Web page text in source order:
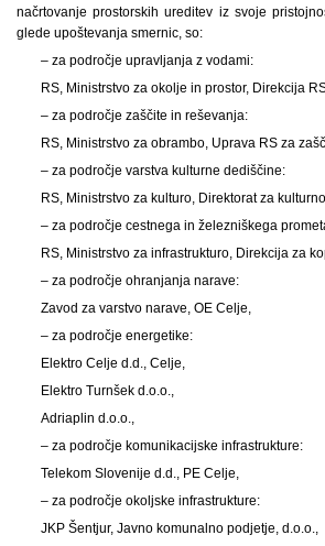
načrtovanje prostorskih ureditev iz svoje
glede upoštevanja smernic, so:
– za področje upravljanja z vodami:
RS, Ministrstvo za okolje in prostor, Direkcija
– za področje zaščite in reševanja:
RS, Ministrstvo za obrambo, Uprava RS za
– za področje varstva kulturne dediščine:
RS, Ministrstvo za kulturo, Direktorat za
– za področje cestnega in železniškega
RS, Ministrstvo za infrastrukturo, Direkcija za
– za področje ohranjanja narave:
Zavod za varstvo narave, OE Celje,
– za področje energetike:
Elektro Celje d.d., Celje,
Elektro Turnšek d.o.o.,
Adriaplin d.o.o.,
– za področje komunikacijske infrastrukture:
Telekom Slovenije d.d., PE Celje,
– za področje okoljske infrastrukture:
JKP Šentjur, Javno komunalno podjetje, d.o.o.,